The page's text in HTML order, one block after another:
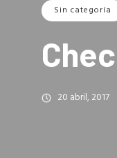
Sin categoría
20 abril, 2017